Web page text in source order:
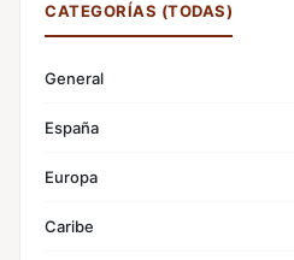
CATEGORÍAS (TODAS)
General
España
Europa
Caribe